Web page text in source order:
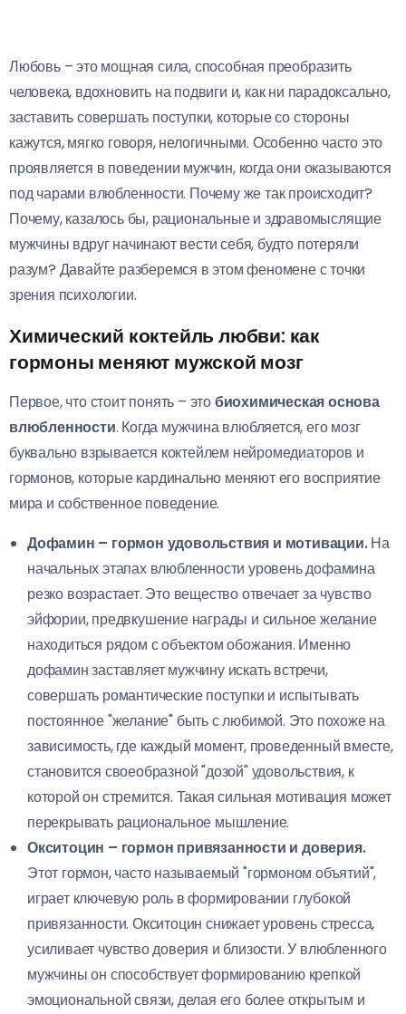
Любовь – это мощная сила, способная преобразить
человека, вдохновить на подвиги и, как ни парадоксально,
заставить совершать поступки, которые со стороны
кажутся, мягко говоря, нелогичными. Особенно часто это
проявляется в поведении мужчин, когда они оказываются
под чарами влюбленности. Почему же так происходит?
Почему, казалось бы, рациональные и здравомыслящие
мужчины вдруг начинают вести себя, будто потеряли
разум? Давайте разберемся в этом феномене с точки
зрения психологии.
Химический коктейль любви: как
гормоны меняют мужской мозг
Первое, что стоит понять – этобиохимическая основа
влюбленности. Когда мужчина влюбляется, его мозг
буквально взрывается коктейлем нейромедиаторов и
гормонов, которые кардинально меняют его восприятие
мира и собственное поведение.
Дофамин – гормон удовольствия и мотивации.На
начальных этапах влюбленности уровень дофамина
резко возрастает. Это вещество отвечает за чувство
эйфории, предвкушение награды и сильное желание
находиться рядом с объектом обожания. Именно
дофамин заставляет мужчину искать встречи,
совершать романтические поступки и испытывать
постоянное "желание" быть с любимой. Это похоже на
зависимость, где каждый момент, проведенный вместе,
становится своеобразной "дозой" удовольствия, к
которой он стремится. Такая сильная мотивация может
перекрывать рациональное мышление.
Окситоцин – гормон привязанности и доверия.
Этот гормон, часто называемый "гормоном объятий",
играет ключевую роль в формировании глубокой
привязанности. Окситоцин снижает уровень стресса,
усиливает чувство доверия и близости. У влюбленного
мужчины он способствует формированию крепкой
эмоциональной связи, делая его более открытым и